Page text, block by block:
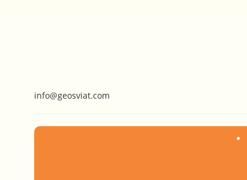
info@geosviat.com